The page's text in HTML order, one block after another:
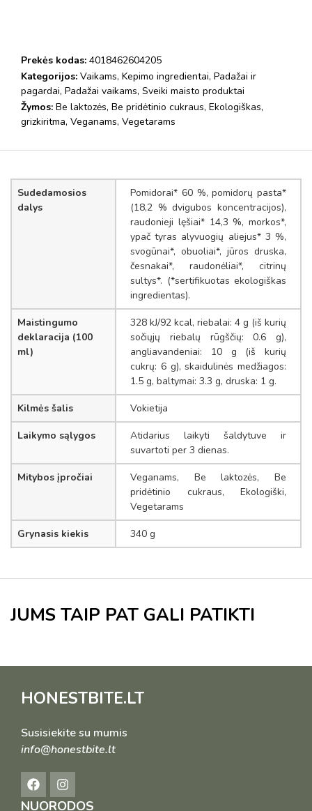
Prekės kodas: 4018462604205
Kategorijos: Vaikams, Kepimo ingredientai, Padažai ir
pagardai, Padažai vaikams, Sveiki maisto produktai
Žymos: Be laktozės, Be pridėtinio cukraus, Ekologiškas,
grizkiritma, Veganams, Vegetarams
Sudedamosios
dalys
Pomidorai* 60 %, pomidorų pasta*
(18,2 % dvigubos koncentracijos),
raudonieji lęšiai* 14,3 %, morkos*,
ypač tyras alyvuogių aliejus* 3 %,
svogūnai*, obuoliai*, jūros druska,
česnakai*, raudonėliai*, citrinų
sultys*. (*sertifikuotas ekologiškas
ingredientas).
Maistingumo
deklaracija (100
ml)
328 kJ/92 kcal, riebalai: 4 g (iš kurių
sočiųjų riebalų rūgščių: 0.6 g),
angliavandeniai: 10 g (iš kurių
cukrų: 6 g), skaidulinės medžiagos:
1.5 g, baltymai: 3.3 g, druska: 1 g.
Kilmės šalis Vokietija
Laikymo sąlygos
Atidarius laikyti šaldytuve ir
suvartoti per 3 dienas.
Mitybos įpročiai
Veganams, Be laktozės, Be
pridėtinio cukraus, Ekologiški,
Vegetarams
Grynasis kiekis 340 g
JUMS TAIP PAT GALI PATIKTI
HONESTBITE.LT
Susisiekite su mumis
info@honestbite.lt
NUORODOS